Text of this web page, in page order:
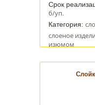
Срок
б/уп.
Категория:
слоеное
изюмом